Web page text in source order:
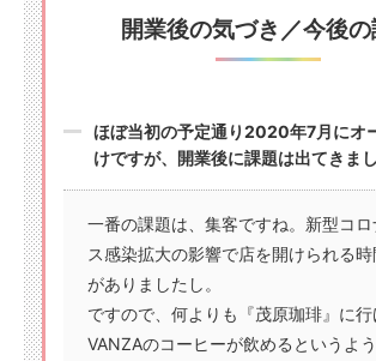
開業後の気づき／今後
ほぼ当初の予定通り2020年7月にオ
けですが、開業後に課題は出てきまし
一番の課題は、集客ですね。新型コ
ス感染拡大の影響で店を開けられる
がありましたし。
ですので、何よりも『茂原珈琲』に
VANZAのコーヒーが飲めるというよ